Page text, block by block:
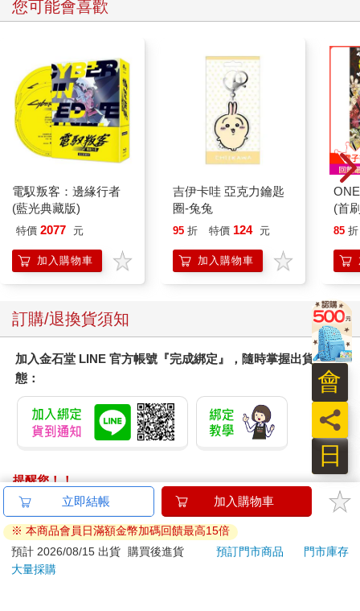
您可能會喜歡
電馭叛客：邊緣行者
(藍光典藏版)
特價 2077 元
加入購物車
吉伊卡哇 亞克力鑰匙
圈-兔兔
95 折 特價 124 元
加入購物車
(首
85 折
訂購/退換貨須知
加入金石堂 LINE 官方帳號『完成綁定』，隨時掌握出貨動
態：
提醒您！！
金石堂及銀行均不會請您操作ATM! 如接獲電話要求您前往
ATM提款機，請不要聽從指示，以免受騙上當！
退換貨須知：
**提醒您，鑑賞期不等於試用期，退回商品須為全新狀態**
立即結帳 加入購物車
※ 本商品會員日滿額金幣加碼回饋最高15倍
預計 2026/08/15 出貨
購買後進貨 預訂門市商品
門市庫存
大量採購
日
員
會